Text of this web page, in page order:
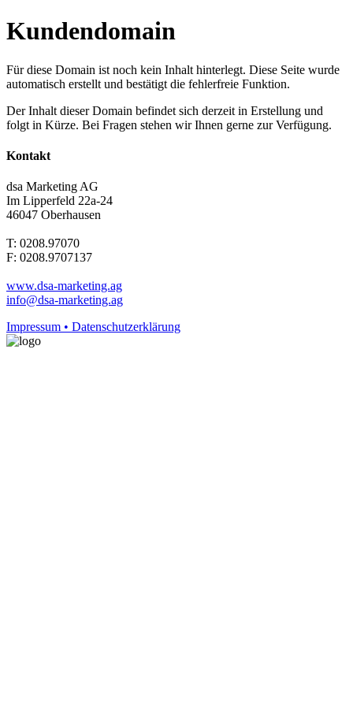
Kundendomain
Für diese Domain ist noch kein Inhalt hinterlegt. Diese Seite wurde
automatisch erstellt und bestätigt die fehlerfreie Funktion.
Der Inhalt dieser Domain befindet sich derzeit in Erstellung und
folgt in Kürze. Bei Fragen stehen wir Ihnen gerne zur Verfügung.
Kontakt
dsa Marketing AG
Im Lipperfeld 22a-24
46047 Oberhausen
T: 0208.97070
F: 0208.9707137
www.dsa-marketing.ag
info@dsa-marketing.ag
Impressum • Datenschutzerklärung